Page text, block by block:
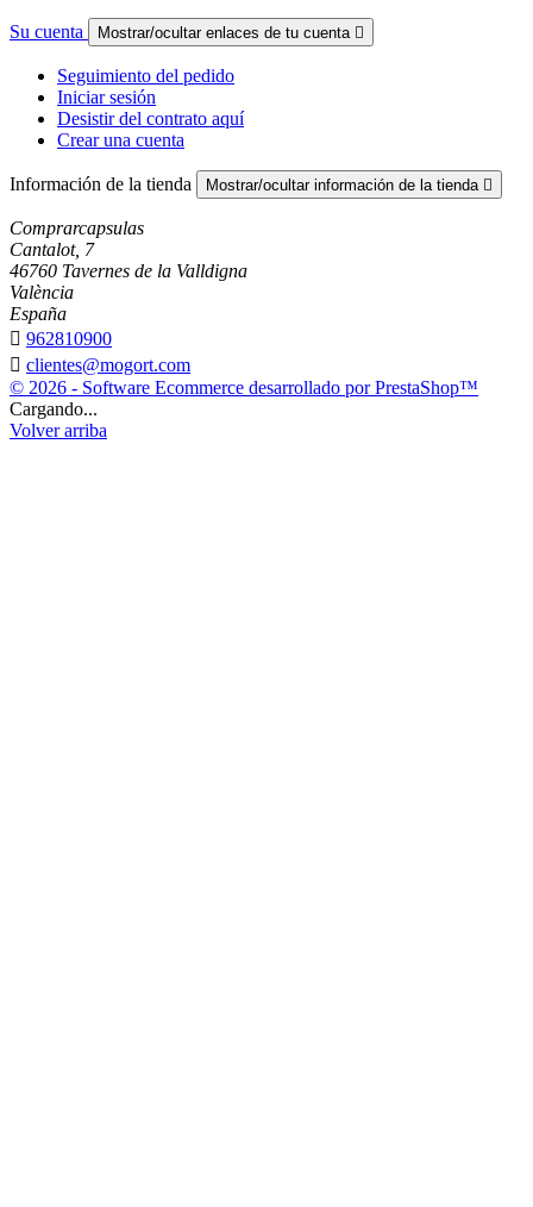
Su cuenta Mostrar/ocultar enlaces de tu cuenta 
Seguimiento del pedido
Iniciar sesión
Desistir del contrato aquí
Crear una cuenta
Información de la tienda Mostrar/ocultar información de la tienda 
Comprarcapsulas
Cantalot, 7
46760 Tavernes de la Valldigna
València
España
 962810900
 clientes@mogort.com
© 2026 - Software Ecommerce desarrollado por PrestaShop™
Cargando...
Volver arriba